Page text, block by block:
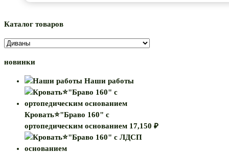
Каталог товаров
новинки
Наши работы
Кровать⭐"Браво 160" с
ортопедическим основанием 17,150 ₽